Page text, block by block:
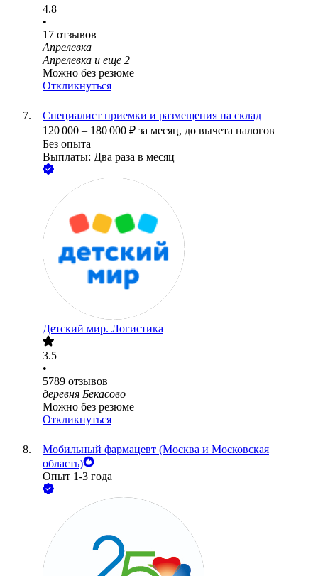
4.8
•
17 отзывов
Апрелевка
Апрелевка и еще 2
Можно без резюме
Откликнуться
Специалист приемки и размещения на склад
120 000 – 180 000 ₽ за месяц, до вычета налогов
Без опыта
Выплаты: Два раза в месяц
Детский мир. Логистика
3.5
•
5789 отзывов
деревня Бекасово
Можно без резюме
Откликнуться
Мобильный фармацевт (Москва и Московская
область)
Опыт 1-3 года